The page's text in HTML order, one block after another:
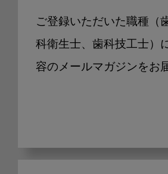
ご登録いただいた職種（
科衛生士、歯科技工士）
容のメールマガジンをお